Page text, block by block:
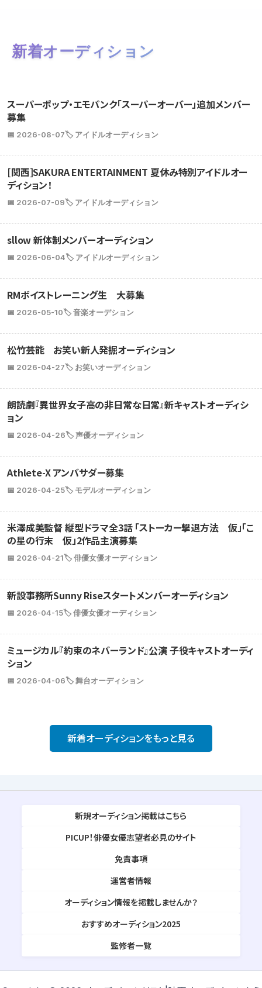
新着オーディション
スーパーポップ・エモパンク「スーパーオーバー」追加メンバー
募集
📅 2026-08-07🏷️ アイドルオーディション
[関西]SAKURA ENTERTAINMENT 夏休み特別アイドルオー
ディション！
📅 2026-07-09🏷️ アイドルオーディション
sllow 新体制メンバーオーディション
📅 2026-06-04🏷️ アイドルオーディション
RMボイストレーニング生 大募集
📅 2026-05-10🏷️ 音楽オーデション
松竹芸能 お笑い新人発掘オーディション
📅 2026-04-27🏷️ お笑いオーディション
朗読劇『異世界女子高の非日常な日常』新キャストオーディシ
ョン
📅 2026-04-26🏷️ 声優オーディション
Athlete-X アンバサダー募集
📅 2026-04-25🏷️ モデルオーディション
米澤成美監督 縦型ドラマ全3話 「ストーカー撃退方法 仮」「こ
の星の行末 仮」2作品主演募集
📅 2026-04-21🏷️ 俳優女優オーディション
新設事務所Sunny Riseスタートメンバーオーディション
📅 2026-04-15🏷️ 俳優女優オーディション
ミュージカル『約束のネバーランド』公演 子役キャストオーディ
ション
📅 2026-04-06🏷️ 舞台オーディション
新着オーディションをもっと見る
新規オーディション掲載はこちら
PICUP！俳優女優志望者必見のサイト
免責事項
運営者情報
オーディション情報を掲載しませんか？
おすすめオーディション2025
監修者一覧